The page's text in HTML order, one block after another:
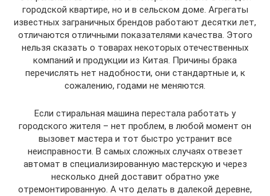
городской квартире, но и в сельском доме. Агрегаты
известных заграничных брендов работают десятки лет,
отличаются отличными показателями качества. Этого
нельзя сказать о товарах некоторых отечественных
компаний и продукции из Китая. Причины брака
перечислять нет надобности, они стандартные и, к
сожалению, годами не меняются.
Если стиральная машина перестала работать у
городского жителя – нет проблем, в любой момент он
вызовет мастера и тот быстро устранит все
неисправности. В самых сложных случаях отвезет
автомат в специализированную мастерскую и через
несколько дней доставит обратно уже
отремонтированную. А что делать в далекой деревне,